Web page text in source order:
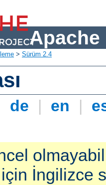
Apache
> Sürüm 2.4
de | en |
İngilizce